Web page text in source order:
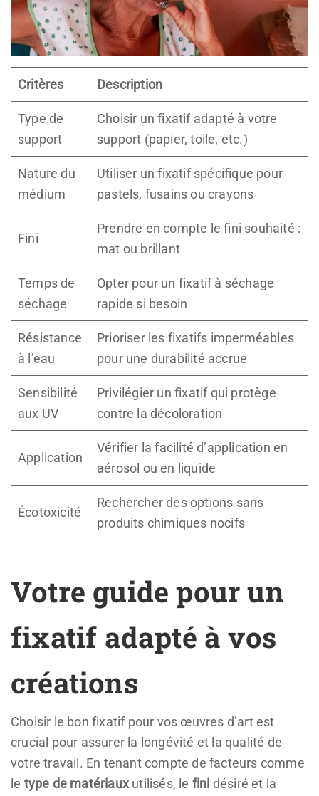
Critères Description
Type de
support
Choisir un fixatif adapté à votre
support (papier, toile, etc.)
Nature du
médium
Utiliser un fixatif spécifique pour
pastels, fusains ou crayons
Fini
Prendre en compte le fini souhaité :
mat ou brillant
Temps de
séchage
Opter pour un fixatif à séchage
rapide si besoin
Résistance
à l’eau
Prioriser les fixatifs imperméables
pour une durabilité accrue
Sensibilité
aux UV
Privilégier un fixatif qui protège
contre la décoloration
Application
Vérifier la facilité d’application en
aérosol ou en liquide
Écotoxicité
Rechercher des options sans
produits chimiques nocifs
Votre guide pour un
fixatif adapté à vos
créations
Choisir le bon fixatif pour vos œuvres d’art est
crucial pour assurer la longévité et la qualité de
votre travail. En tenant compte de facteurs comme
le type de matériauxutilisés, le fini désiré et la